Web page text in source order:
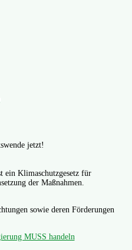
jetzt!
ein Klimaschutzgesetz für
der Maßnahmen.
sowie deren Förderungen
MUSS handeln